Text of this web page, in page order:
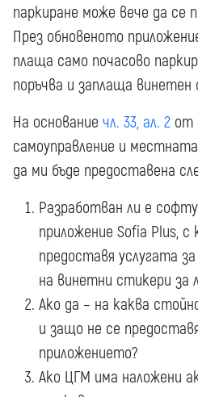
паркиране може вече да се
През обновеното
плаща само почасово
поръчва и заплаща винетен
На основание чл. 33, ал. 2 от
самоуправление и
да ми бъде предоставена
Разработван ли е
приложение Sofia Plus, с
предоставя услугата
на винетни стикери за
Ако да – на каква
и защо не се
приложението?
Ако ЦГМ има наложени